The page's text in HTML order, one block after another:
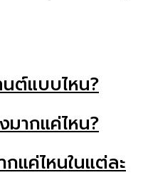
นต์แบบไหน?
ากแค่ไหน?
แค่ไหนในแต่ละ